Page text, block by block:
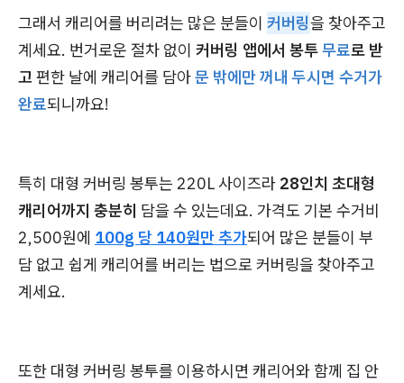
그래서 캐리어를 버리려는 많은 분들이 커버링을 찾아주고
계세요. 번거로운 절차 없이 커버링 앱에서 봉투무료로 받
고편한 날에 캐리어를 담아문 밖에만 꺼내 두시면 수거가
완료되니까요!
특히 대형 커버링 봉투는 220L 사이즈라 28인치 초대형
캐리어까지 충분히 담을 수 있는데요. 가격도 기본 수거비
2,500원에 100g 당 140원만 추가되어 많은 분들이 부
담 없고 쉽게 캐리어를 버리는 법으로 커버링을 찾아주고
계세요.
또한 대형 커버링 봉투를 이용하시면 캐리어와 함께 집 안